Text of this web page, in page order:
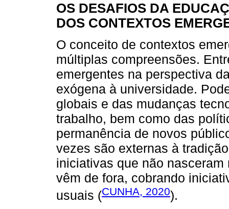
OS DESAFIOS DA
DOS CONTEXTOS
O conceito de contextos
múltiplas compreensões.
emergentes na perspectiva
exógena à universidade.
globais e das mudanças
trabalho, bem como das
permanência de novos
vezes são externas à
iniciativas que não
vêm de fora, cobrando
usuais (CUNHA, 2020).